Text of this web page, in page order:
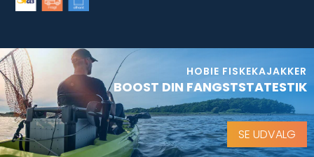
HOBIE FISKEKAJAKKER
BOOST DIN FANGSTSTATESTIK
SE UDVALG